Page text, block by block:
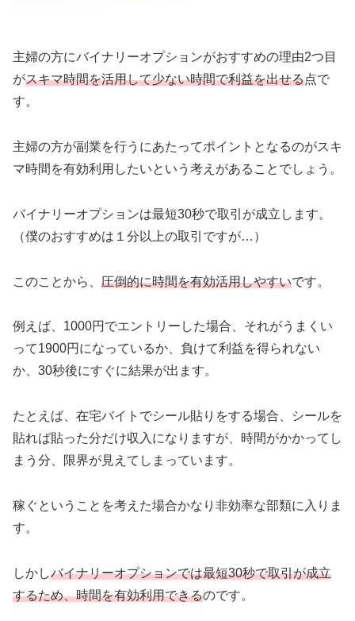
主婦の方にバイナリーオプションがおすすめの理由2つ目
がスキマ時間を活用して少ない時間で利益を出せる点で
す。
主婦の方が副業を行うにあたってポイントとなるのがスキ
マ時間を有効利用したいという考えがあることでしょう。
バイナリーオプションは最短30秒で取引が成立します。
（僕のおすすめは１分以上の取引ですが…）
このことから、 圧倒的に時間を有効活用しやすいです。
例えば、1000円でエントリーした場合、それがうまくい
って1900円になっているか、負けて利益を得られない
か、30秒後にすぐに結果が出ます。
たとえば、在宅バイトでシール貼りをする場合、シールを
貼れば貼った分だけ収入になりますが、時間がかかってし
まう分、限界が見えてしまっています。
稼ぐということを考えた場合かなり非効率な部類に入りま
す。
しかしバイナリーオプションでは最短30秒で取引が成立
するため、時間を有効利用できるのです。